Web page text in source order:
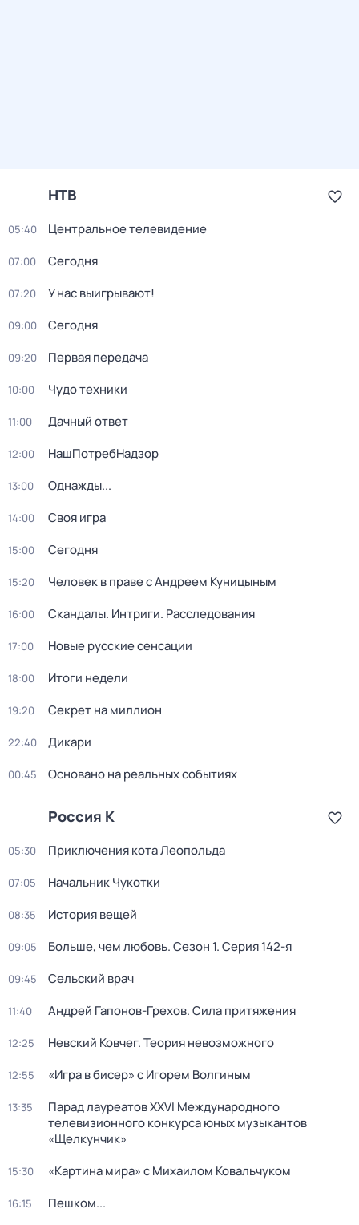
НТВ
05:40 Центральное телевидение
07:00 Сегодня
07:20 У нас выигрывают!
09:00 Сегодня
09:20 Первая передача
10:00 Чудо техники
11:00 Дачный ответ
12:00 НашПотребНадзор
13:00 Однажды...
14:00 Своя игра
15:00 Сегодня
15:20 Человек в праве с Андреем Куницыным
16:00 Скандалы. Интриги. Расследования
17:00 Новые русские сенсации
18:00 Итоги недели
19:20 Секрет на миллион
22:40 Дикари
00:45 Основано на реальных событиях
Россия К
05:30 Приключения кота Леопольда
07:05 Начальник Чукотки
08:35 История вещей
09:05 Больше, чем любовь. Сезон 1. Серия 142-я
09:45 Сельский врач
11:40 Андрей Гапонов-Грехов. Сила притяжения
12:25 Невский Ковчег. Теория невозможного
12:55 «Игра в бисер» с Игорем Волгиным
13:35
Парад лауреатов XXVI Международного
телевизионного конкурса юных музыкантов
«Щелкунчик»
15:30 «Картина мира» с Михаилом Ковальчуком
16:15 Пешком...